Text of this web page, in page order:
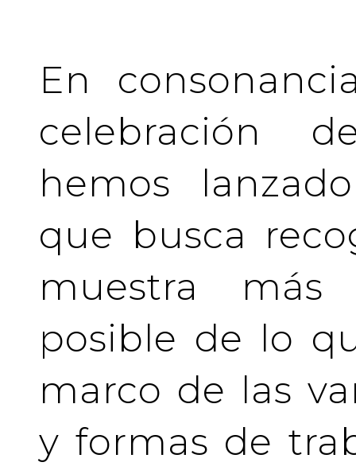
En
celebración
hemos
que busca
muestra
posible de lo
marco de las
y formas de